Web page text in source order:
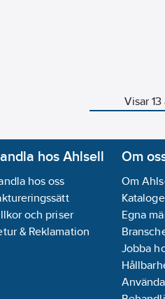
Visar 13
hos Ahlsell
hos oss
och priser
& Reklamation
Om
Om
Egna
Jobba